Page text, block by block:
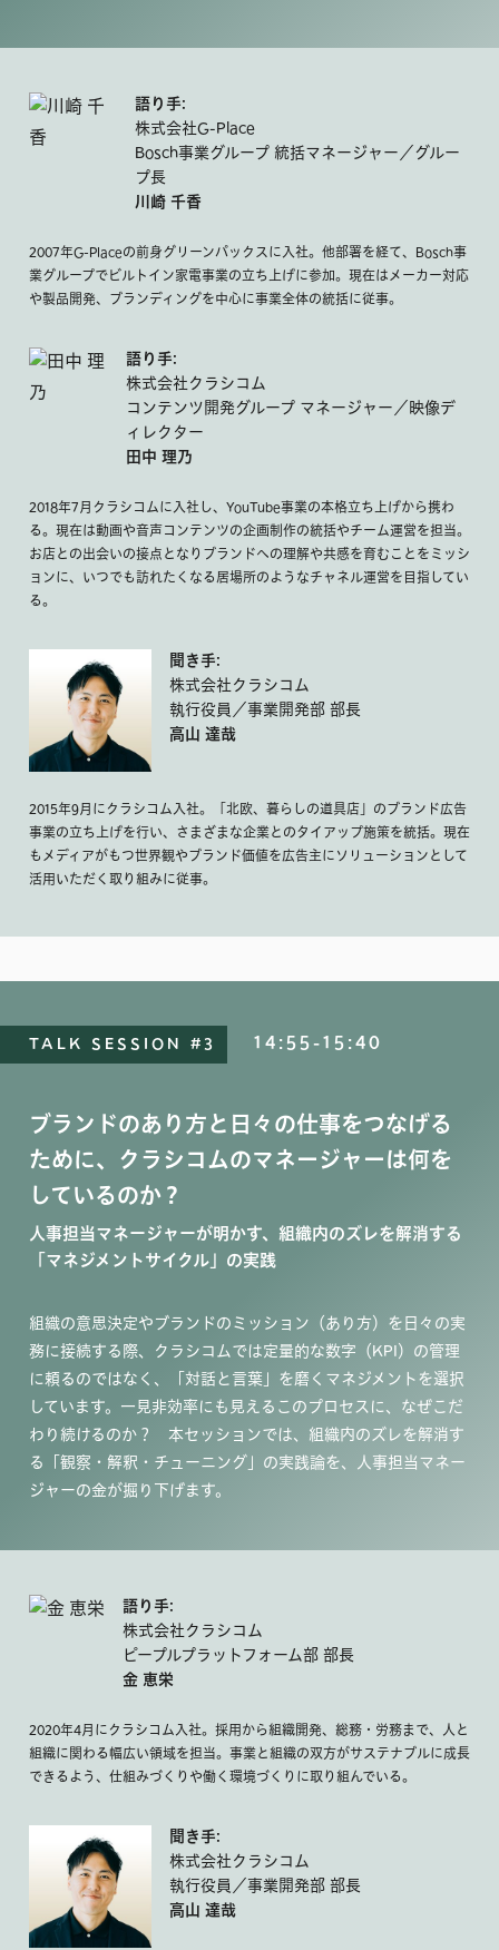
語り手:
株式会社G-Place
Bosch事業グループ 統括マネージャー／グルー
プ長
川崎 千香
2007年G-Placeの前身グリーンパックスに入社。他部署を経て、Bosch事
業グループでビルトイン家電事業の立ち上げに参加。現在はメーカー対応
や製品開発、ブランディングを中心に事業全体の統括に従事。
語り手:
株式会社クラシコム
コンテンツ開発グループ マネージャー／映像デ
ィレクター
田中 理乃
2018年7月クラシコムに入社し、YouTube事業の本格立ち上げから携わ
る。現在は動画や音声コンテンツの企画制作の統括やチーム運営を担当。
お店との出会いの接点となりブランドへの理解や共感を育むことをミッシ
ョンに、いつでも訪れたくなる居場所のようなチャネル運営を目指してい
る。
聞き手:
株式会社クラシコム
執行役員／事業開発部 部長
高山 達哉
2015年9月にクラシコム入社。「北欧、暮らしの道具店」のブランド広告
事業の立ち上げを行い、さまざまな企業とのタイアップ施策を統括。現在
もメディアがもつ世界観やブランド価値を広告主にソリューションとして
活用いただく取り組みに従事。
TALK SESSION #3 14:55-15:40
ブランドのあり方と日々の仕事をつなげる
ために、クラシコムのマネージャーは何を
しているのか？
人事担当マネージャーが明かす、組織内のズレを解消する
「マネジメントサイクル」の実践
組織の意思決定やブランドのミッション（あり方）を日々の実
務に接続する際、クラシコムでは定量的な数字（KPI）の管理
に頼るのではなく、「対話と言葉」を磨くマネジメントを選択
しています。一見非効率にも見えるこのプロセスに、なぜこだ
わり続けるのか？ 本セッションでは、組織内のズレを解消す
る「観察・解釈・チューニング」の実践論を、人事担当マネー
ジャーの金が掘り下げます。
語り手:
株式会社クラシコム
ピープルプラットフォーム部 部長
金 恵栄
2020年4月にクラシコム入社。採用から組織開発、総務・労務まで、人と
組織に関わる幅広い領域を担当。事業と組織の双方がサステナブルに成長
できるよう、仕組みづくりや働く環境づくりに取り組んでいる。
聞き手:
株式会社クラシコム
執行役員／事業開発部 部長
高山 達哉